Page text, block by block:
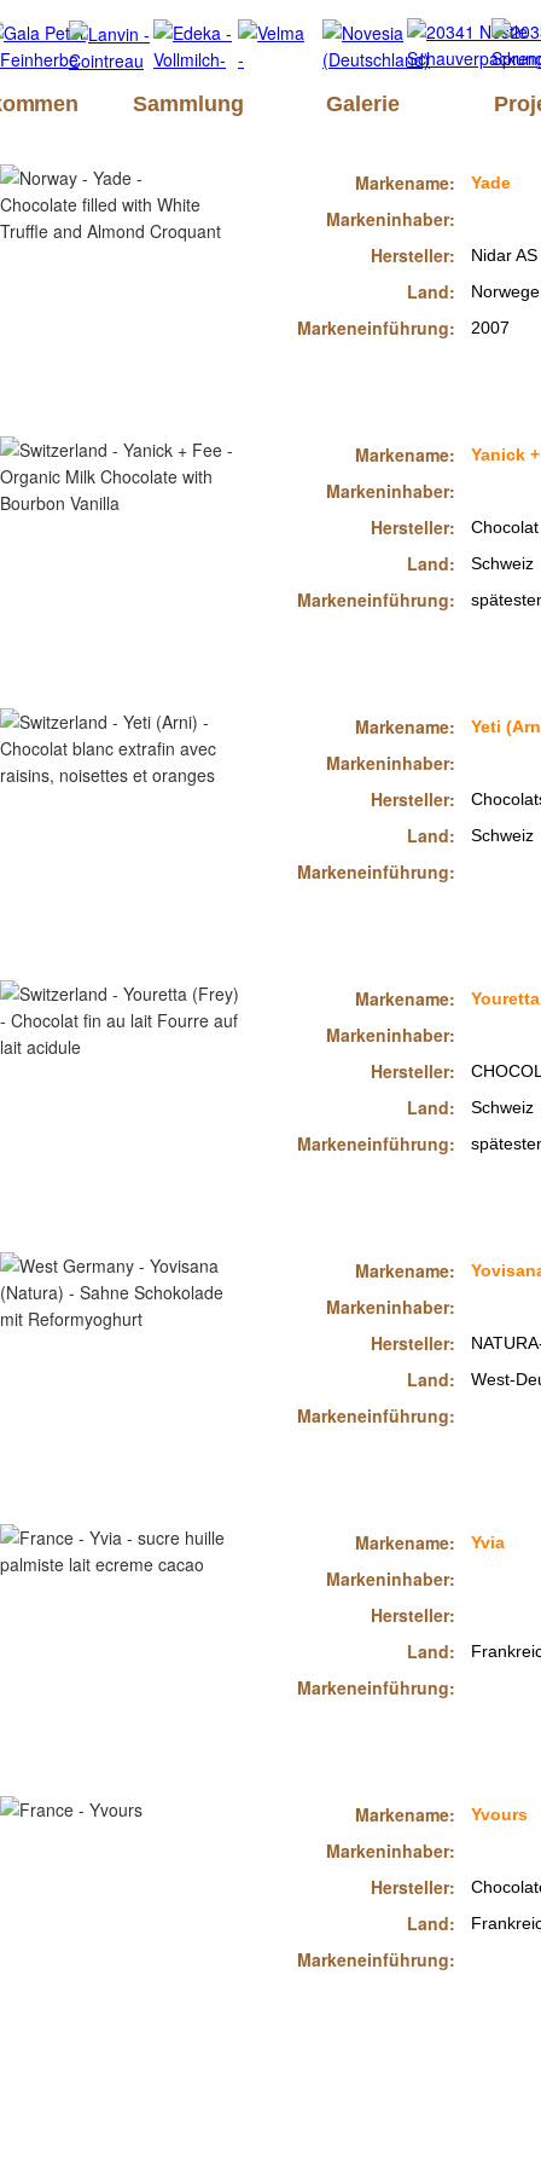
Sammlung Galerie
Markename:
Markeninhaber:
Hersteller:
Land:
Markeneinführung:
Yade
Nidar AS
2007
Markename:
Markeninhaber:
Hersteller:
Land:
Markeneinführung:
Yanick
Schweiz
Markename:
Markeninhaber:
Hersteller:
Land:
Markeneinführung:
Schweiz
Markename:
Markeninhaber:
Hersteller:
Land:
Markeneinführung:
Yeti
Schweiz
Markename:
Markeninhaber:
Hersteller:
Land:
Markeneinführung:
West-
Markename:
Markeninhaber:
Hersteller:
Land:
Markeneinführung:
Yvia
Markename:
Markeninhaber:
Hersteller:
Land:
Markeneinführung:
Yvours